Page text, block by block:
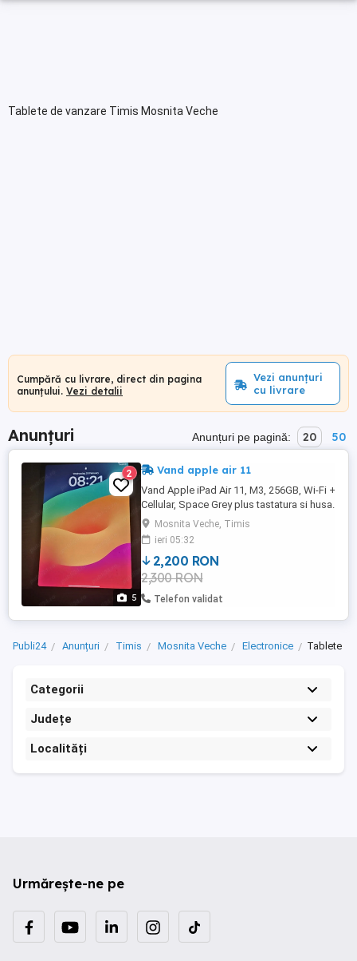
Tablete de vanzare Timis Mosnita Veche
Cumpără cu livrare, direct din pagina
anunțului. Vezi detalii
Vezi anunțuri
cu livrare
Anunțuri Anunțuri pe pagină: 20 50
5
2 Vand apple air 11
Vand Apple iPad Air 11, M3, 256GB, Wi-Fi +
Cellular, Space Grey plus tastatura si husa.
Mosnita Veche, Timis
ieri 05:32
2,200 RON
2,300 RON
Telefon validat
Publi24 Anunțuri Timis Mosnita Veche Electronice Tablete
Categorii
Județe
Localități
Urmărește-ne pe